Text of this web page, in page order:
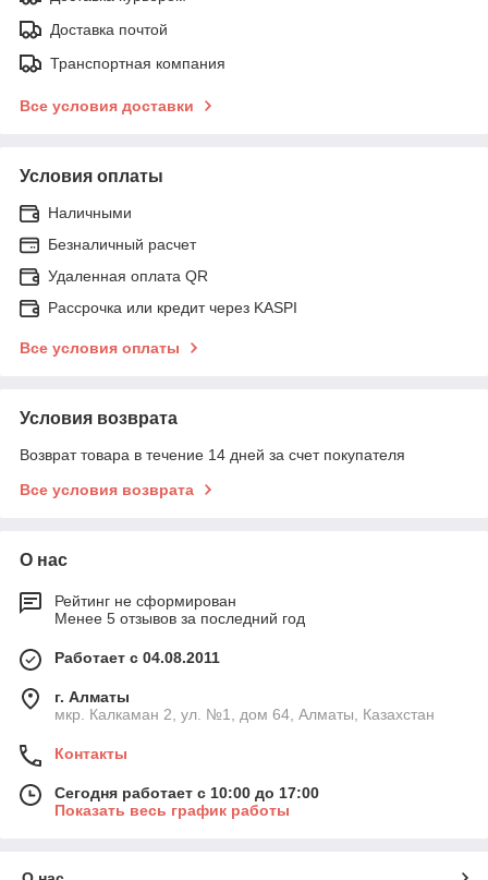
Доставка почтой
Транспортная компания
Все условия доставки
Условия оплаты
Наличными
Безналичный расчет
Удаленная оплата QR
Рассрочка или кредит через KASPI
Все условия оплаты
Условия возврата
Возврат товара в течение 14 дней за счет покупателя
Все условия возврата
О нас
Рейтинг не сформирован
Менее 5 отзывов за последний год
Работает с 04.08.2011
г. Алматы
мкр. Калкаман 2, ул. №1, дом 64, Алматы, Казахстан
Контакты
Сегодня работает с 10:00 до 17:00
Показать весь график работы